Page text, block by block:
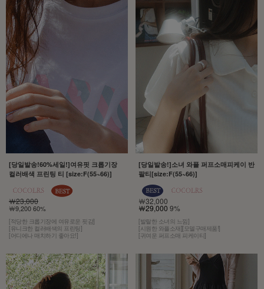
[당일발송!60%세일!]여유핏 크롭기장
컬러배색 프린팅 티 [size:F(55~66)]
￦23,000
￦9,200 60%
[적당한 크롭기장에 여유로운 핏감]
[유니크한 컬러배색의 프린팅]
[어디에나 매치하기 좋아요!]
[당일발송!]소녀 와플 퍼프소매피케이 반
팔티[size:F(55~66)]
￦32,000
￦29,000 9%
[발랄한 소녀의 느낌]
[시원한 와플소재][모델구매제품!]
[귀여운 퍼프소매 피케이티]